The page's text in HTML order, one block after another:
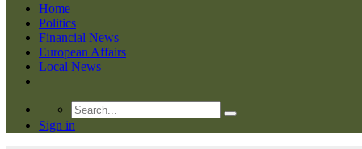
Home
Politics
Financial News
European Affairs
Local News
Sign in